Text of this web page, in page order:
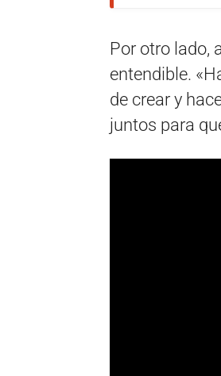
Por otro lado,
entendible.
de crear y
juntos para